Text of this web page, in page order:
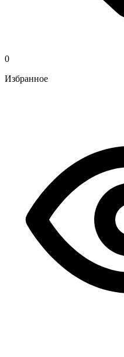
0
Избранное